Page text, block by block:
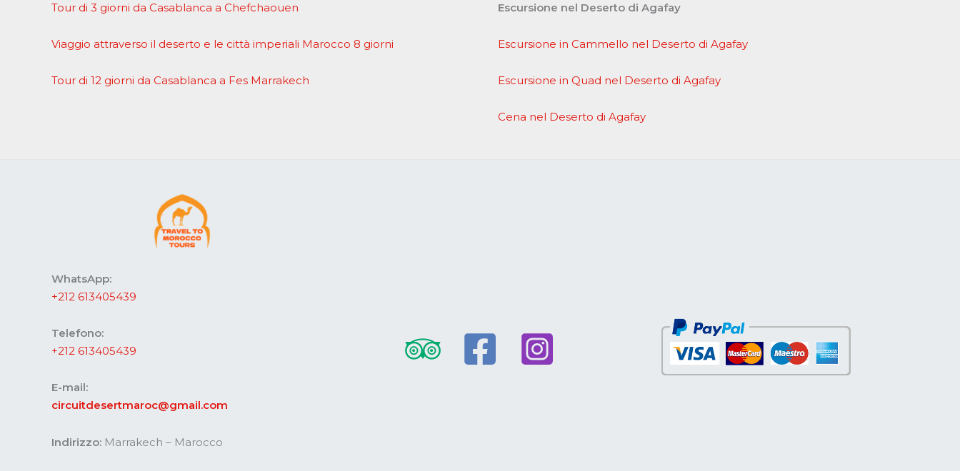
Tour di 3 giorni da Casablanca a Chefchaouen
Viaggio attraverso il deserto e le città imperiali Marocco 8 giorni
Tour di 12 giorni da Casablanca a Fes Marrakech
Escursione nel Deserto di Agafay
Escursione in Cammello nel Deserto di Agafay
Escursione in Quad nel Deserto di Agafay
Cena nel Deserto di Agafay
WhatsApp:
+212 613405439
Telefono:
+212 613405439
E-mail:
circuitdesertmaroc@gmail.com
Indirizzo: Marrakech – Marocco